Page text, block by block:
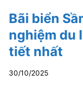
Bãi biển
nghiệm du
tiết nhất
30/10/2025